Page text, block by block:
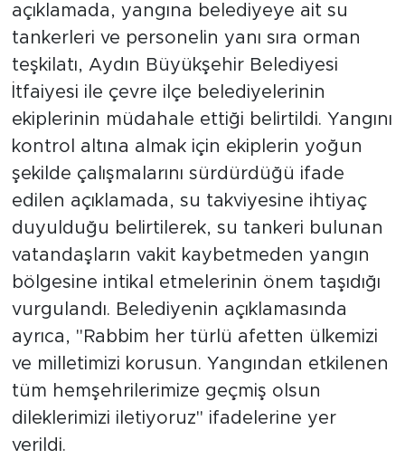
açıklamada, yangına belediyeye ait su
tankerleri ve personelin yanı sıra orman
teşkilatı, Aydın Büyükşehir Belediyesi
İtfaiyesi ile çevre ilçe belediyelerinin
ekiplerinin müdahale ettiği belirtildi. Yangını
kontrol altına almak için ekiplerin yoğun
şekilde çalışmalarını sürdürdüğü ifade
edilen açıklamada, su takviyesine ihtiyaç
duyulduğu belirtilerek, su tankeri bulunan
vatandaşların vakit kaybetmeden yangın
bölgesine intikal etmelerinin önem taşıdığı
vurgulandı. Belediyenin açıklamasında
ayrıca, "Rabbim her türlü afetten ülkemizi
ve milletimizi korusun. Yangından etkilenen
tüm hemşehrilerimize geçmiş olsun
dileklerimizi iletiyoruz" ifadelerine yer
verildi.